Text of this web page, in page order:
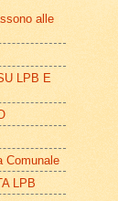
alle
LPB E
Comunale
LPB